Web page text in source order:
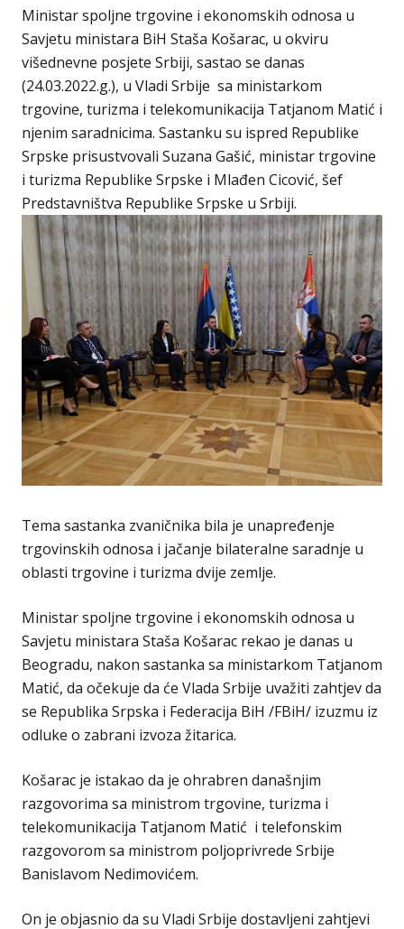
Ministar spoljne trgovine i ekonomskih odnosa u
Savjetu ministara BiH Staša Košarac, u okviru
višednevne posjete Srbiji, sastao se danas
(24.03.2022.g.), u Vladi Srbije sa ministarkom
trgovine, turizma i telekomunikacija Tatjanom Matić i
njenim saradnicima. Sastanku su ispred Republike
Srpske prisustvovali Suzana Gašić, ministar trgovine
i turizma Republike Srpske i Mlađen Cicović, šef
Predstavništva Republike Srpske u Srbiji.
Tema sastanka zvaničnika bila je unapređenje
trgovinskih odnosa i jačanje bilateralne saradnje u
oblasti trgovine i turizma dvije zemlje.
Ministar spoljne trgovine i ekonomskih odnosa u
Savjetu ministara Staša Košarac rekao je danas u
Beogradu, nakon sastanka sa ministarkom Tatjanom
Matić, da očekuje da će Vlada Srbije uvažiti zahtjev da
se Republika Srpska i Federacija BiH /FBiH/ izuzmu iz
odluke o zabrani izvoza žitarica.
Košarac je istakao da je ohrabren današnjim
razgovorima sa ministrom trgovine, turizma i
telekomunikacija Tatjanom Matić i telefonskim
razgovorom sa ministrom poljoprivrede Srbije
Banislavom Nedimovićem.
On je objasnio da su Vladi Srbije dostavljeni zahtjevi